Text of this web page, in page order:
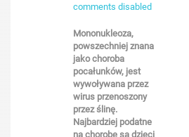
comments disabled
Mononukleoza,
powszechniej znana
jako choroba
pocałunków, jest
wywoływana przez
wirus przenoszony
przez ślinę.
Najbardziej podatne
na chorobę są dzieci